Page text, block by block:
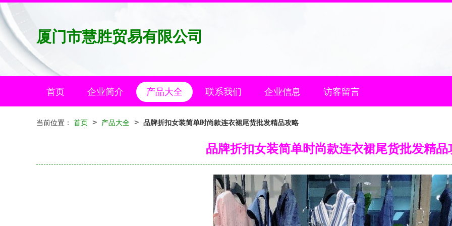
厦门市慧胜贸易有限公司
首页 企业简介 产品大全 联系我们 企业信息 访客留言
当前位置： 首页 > 产品大全 > 品牌折扣女装简单时尚款连衣裙尾货批发精品攻略
品牌折扣女装简单时尚款连衣裙尾货批发精品